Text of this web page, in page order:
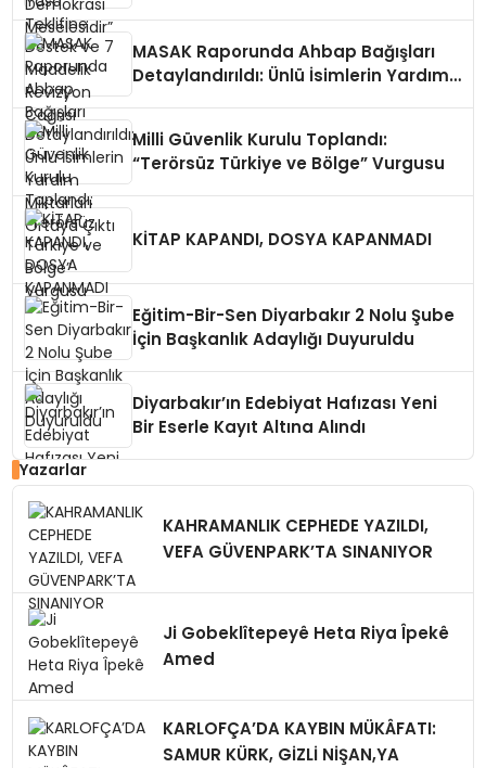
MASAK Raporunda Ahbap Bağışları
Detaylandırıldı: Ünlü İsimlerin Yardım
Milli Güvenlik Kurulu Toplandı:
“Terörsüz Türkiye ve Bölge” Vurgusu
KİTAP KAPANDI, DOSYA KAPANMADI
Eğitim-Bir-Sen Diyarbakır 2 Nolu Şube
İçin Başkanlık Adaylığı Duyuruldu
Diyarbakır’ın Edebiyat Hafızası Yeni
Bir Eserle Kayıt Altına Alındı
Yazarlar
KAHRAMANLIK CEPHEDE YAZILDI,
VEFA GÜVENPARK’TA SINANIYOR
Ji Gobeklîtepeyê Heta Riya Îpekê
Amed
KARLOFÇA’DA KAYBIN MÜKÂFATI:
SAMUR KÜRK, GİZLİ NİŞAN,YA